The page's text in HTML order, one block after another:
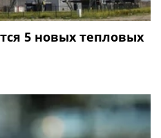
5 новых тепловых